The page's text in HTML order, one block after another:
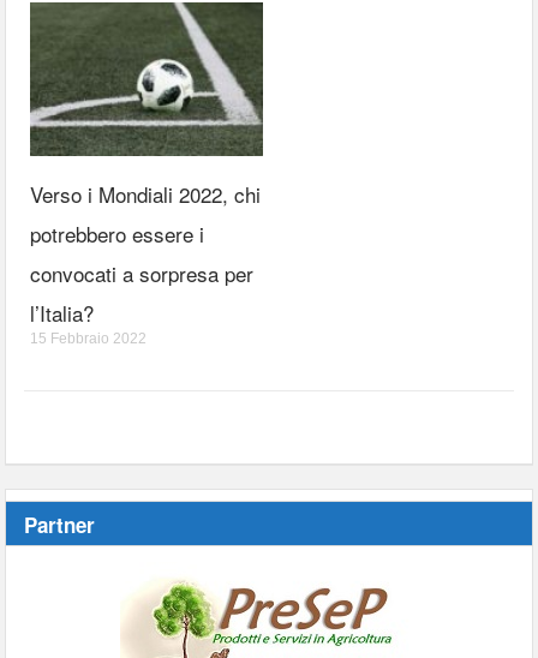
Verso i Mondiali 2022, chi
potrebbero essere i
convocati a sorpresa per
l’Italia?
15 Febbraio 2022
Partner